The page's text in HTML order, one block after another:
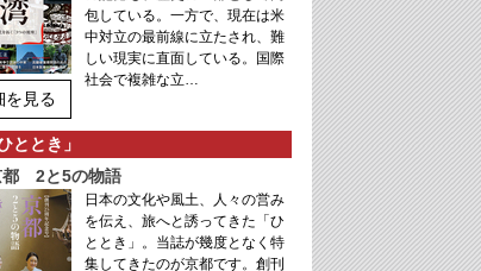
を見る
包している。一方で、現在は米
中対立の最前線に立たされ、難
しい現実に直面している。国際
社会で複雑な立…
ととき」
都 2と5の物語
日本の文化や風土、人々の営み
を伝え、旅へと誘ってきた「ひ
ととき」。当誌が幾度となく特
集してきたのが京都です。創刊